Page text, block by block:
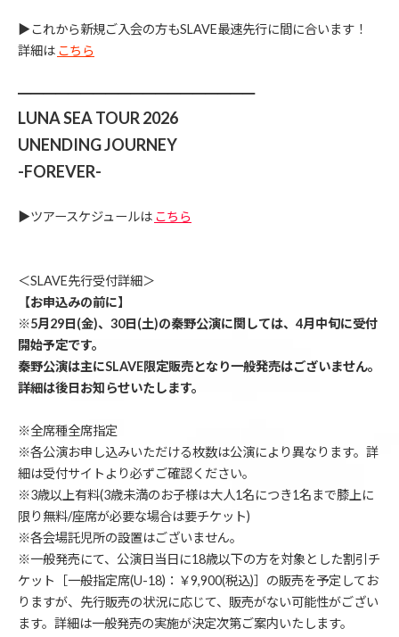
▶︎これから新規ご入会の方もSLAVE最速先行に間に合います！
詳細は こちら
━━━━━━━━━━━━━━━━━━━
LUNA SEA TOUR 2026
UNENDING JOURNEY
-FOREVER-
▶︎ツアースケジュールは こちら
＜SLAVE先行受付詳細＞
【お申込みの前に】
※5月29日(金)、30日(土)の秦野公演に関しては、4月中旬に受付
開始予定です。
秦野公演は主にSLAVE限定販売となり一般発売はございません。
詳細は後日お知らせいたします。
※全席種全席指定
※各公演お申し込みいただける枚数は公演により異なります。詳
細は受付サイトより必ずご確認ください。
※3歳以上有料(3歳未満のお子様は大人1名につき1名まで膝上に
限り無料/座席が必要な場合は要チケット)
※各会場託児所の設置はございません。
※一般発売にて、公演日当日に18歳以下の方を対象とした割引チ
ケット［一般指定席(U-18)：￥9,900(税込)］の販売を予定してお
りますが、先行販売の状況に応じて、販売がない可能性がござい
ます。詳細は一般発売の実施が決定次第ご案内いたします。